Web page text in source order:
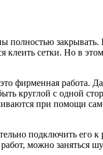
сетки. Но в
фирменная
круглой с одной
при помощи
подключить его
можно заняться